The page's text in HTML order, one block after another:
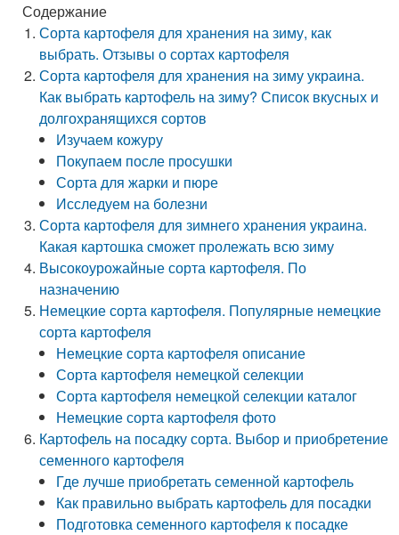
Содержание
Сорта картофеля для хранения на зиму, как
выбрать. Отзывы о сортах картофеля
Сорта картофеля для хранения на зиму украина.
Как выбрать картофель на зиму? Список вкусных и
долгохранящихся сортов
Изучаем кожуру
Покупаем после просушки
Сорта для жарки и пюре
Исследуем на болезни
Сорта картофеля для зимнего хранения украина.
Какая картошка сможет пролежать всю зиму
Высокоурожайные сорта картофеля. По
назначению
Немецкие сорта картофеля. Популярные немецкие
сорта картофеля
Немецкие сорта картофеля описание
Сорта картофеля немецкой селекции
Сорта картофеля немецкой селекции каталог
Немецкие сорта картофеля фото
Картофель на посадку сорта. Выбор и приобретение
семенного картофеля
Где лучше приобретать семенной картофель
Как правильно выбрать картофель для посадки
Подготовка семенного картофеля к посадке